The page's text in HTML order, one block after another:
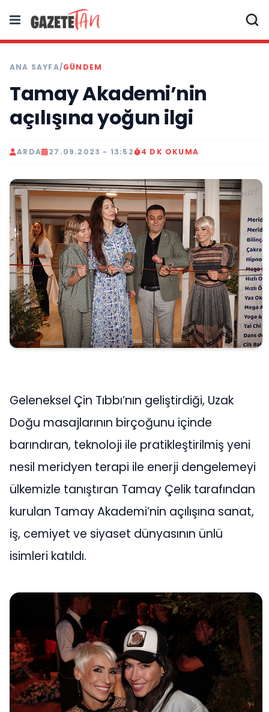
ANA SAYFA/GÜNDEM
Tamay Akademi’nin
açılışına yoğun ilgi
ARDA 27.09.2023 - 13:52 4 DK OKUMA
Geleneksel Çin Tıbbı’nın geliştirdiği, Uzak
Doğu masajlarının birçoğunu içinde
barındıran, teknoloji ile pratikleştirilmiş yeni
nesil meridyen terapi ile enerji dengelemeyi
ülkemizle tanıştıran Tamay Çelik tarafından
kurulan Tamay Akademi’nin açılışına sanat,
iş, cemiyet ve siyaset dünyasının ünlü
isimleri katıldı.